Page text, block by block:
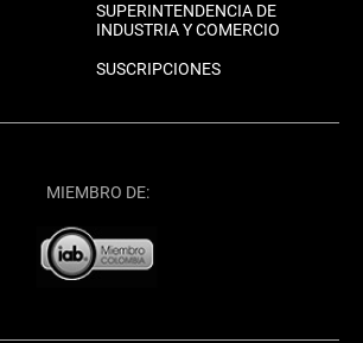
SUPERINTENDENCIA DE
INDUSTRIA Y COMERCIO
SUSCRIPCIONES
MIEMBRO DE: